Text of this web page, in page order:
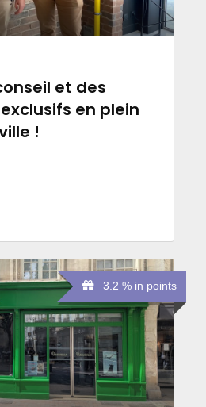
et des
en plein
!
3.2 % in points